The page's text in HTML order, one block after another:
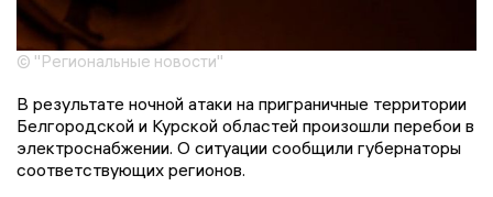
© "Региональные новости"
В результате ночной атаки на приграничные территории
Белгородской и Курской областей произошли перебои в
электроснабжении. О ситуации сообщили губернаторы
соответствующих регионов.